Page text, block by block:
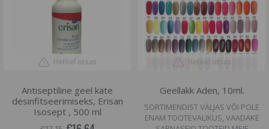
Hetkel otsas
Antiseptiline geel käte
desinfitseerimiseks, Erisan
Isosept , 500 ml
Hetkel otsas
Geellakk Aden, 10ml.
SORTIMENDIST VÄLJAS VÕI POLE
ENAM TOOTEVALIKUS, VAADAKE